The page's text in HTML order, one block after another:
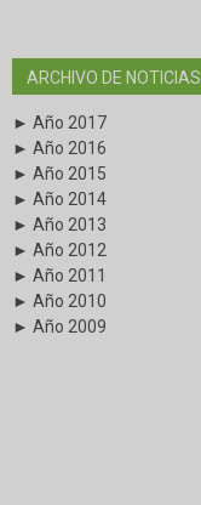
ARCHIVO DE
► Año 2017
► Año 2016
► Año 2015
► Año 2014
► Año 2013
► Año 2012
► Año 2011
► Año 2010
► Año 2009